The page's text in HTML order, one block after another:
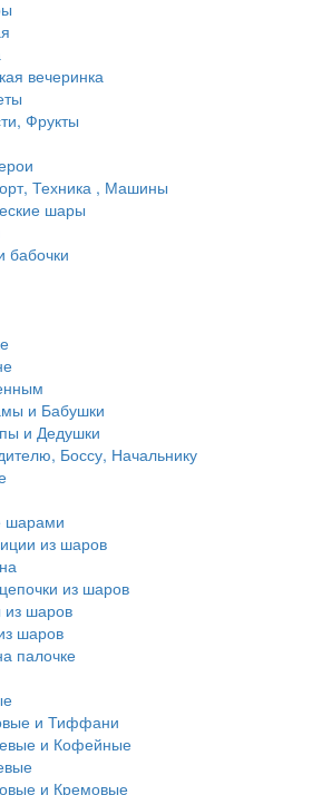
вечеринка
Фрукты
Техника , Машины
шары
бабочки
и Бабушки
и Дедушки
Боссу, Начальнику
из шаров
из шаров
из шаров
шаров
палочке
и Тиффани
и Кофейные
и Кремовые